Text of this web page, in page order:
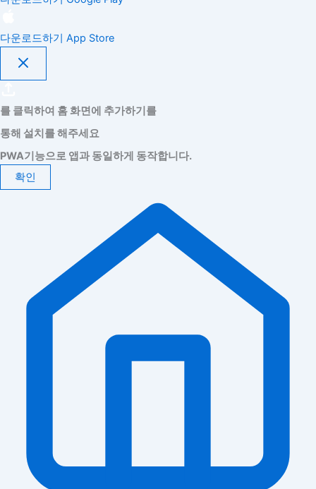
다운로드하기 App Store
를 클릭하여 홈 화면에 추가하기를
통해 설치를 해주세요
PWA기능으로 앱과 동일하게 동작합니다.
확인